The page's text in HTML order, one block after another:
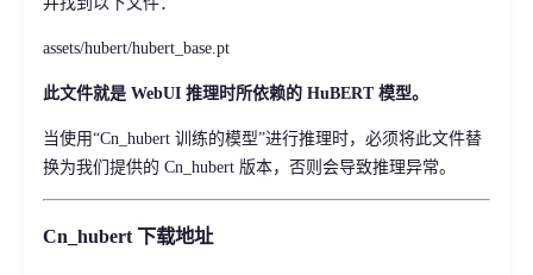
assets/hubert/hubert_base.pt
此文件就是 WebUI 推理时所依赖的 HuBERT 模型。
当使用“Cn_hubert 训练的模型”进行推理时，必须将此文件替
换为我们提供的 Cn_hubert 版本，否则会导致推理异常。
Cn_hubert 下载地址